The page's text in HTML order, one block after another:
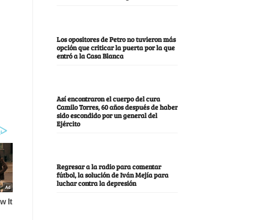
Los opositores de Petro no tuvieron más
opción que criticar la puerta por la que
entró a la Casa Blanca
Así encontraron el cuerpo del cura
Camilo Torres, 60 años después de haber
sido escondido por un general del
Ejército
Regresar a la radio para comentar
fútbol, la solución de Iván Mejía para
luchar contra la depresión